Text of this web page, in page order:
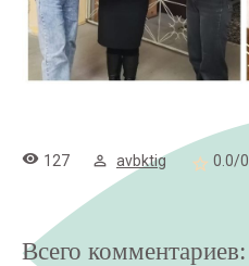
127 avbktig 0.0/0
Всего комментариев: